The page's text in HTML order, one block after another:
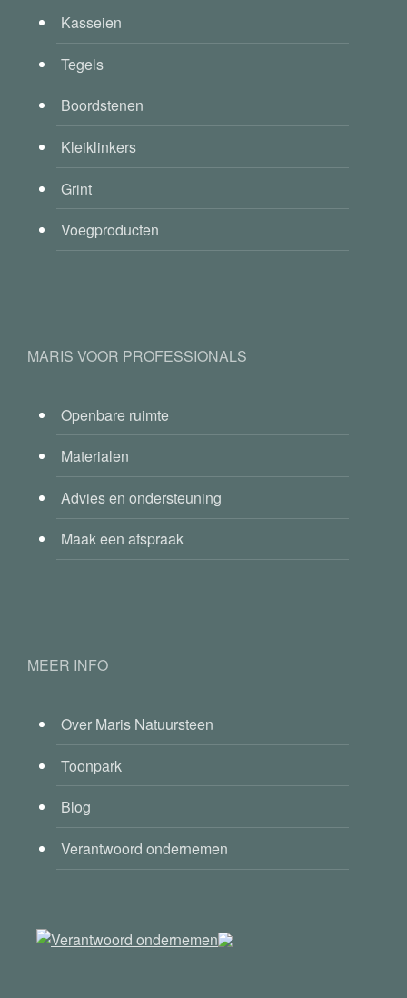
Kasseien
Tegels
Boordstenen
Kleiklinkers
Grint
Voegproducten
MARIS VOOR PROFESSIONALS
Openbare ruimte
Materialen
Advies en ondersteuning
Maak een afspraak
MEER INFO
Over Maris Natuursteen
Toonpark
Blog
Verantwoord ondernemen